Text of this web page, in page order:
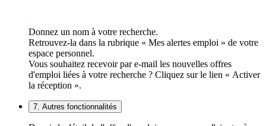
Donnez un nom à votre recherche.
Retrouvez-la dans la rubrique « Mes alertes emploi » de votre
espace personnel.
Vous souhaitez recevoir par e-mail les nouvelles offres
d'emploi liées à votre recherche ? Cliquez sur le lien « Activer
la réception ».
7. Autres fonctionnalités